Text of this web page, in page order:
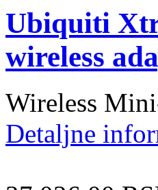
Ubiquiti
wireless
Wireless
Detaljne